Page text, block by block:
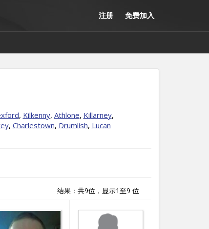
注册 免费加入
, Kilkenny, Athlone, Killarney,
, Charlestown, Drumlish, Lucan
结果：共9位，显示1至9 位